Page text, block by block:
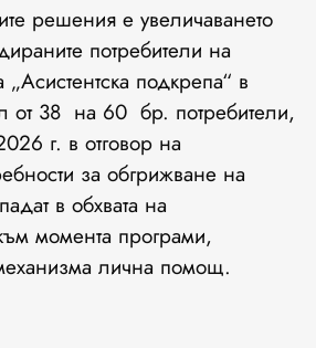
решения е увеличаването
потребители на
„Асистентска подкрепа“ в
от 38 на 60 бр. потребители,
г. в отговор на
за обгрижване на
в обхвата на
момента програми,
лична помощ.